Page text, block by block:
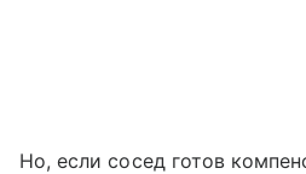
Но, если сосед готов